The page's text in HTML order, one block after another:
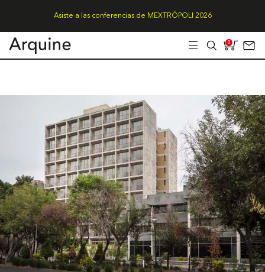
Asiste a las conferencias de MEXTRÓPOLI 2026
0